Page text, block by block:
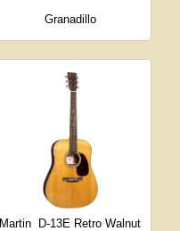
Granadillo
Martin D-13E Retro Walnut